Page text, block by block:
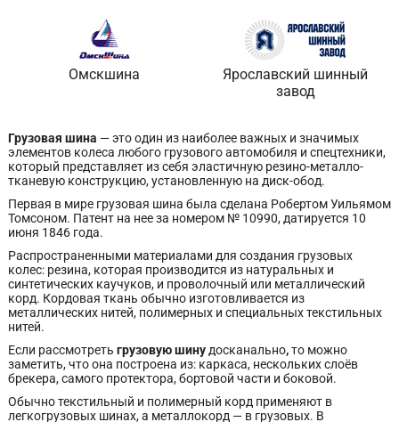
Омскшина
Ярославский шинный
завод
Грузовая шина — это один из наиболее важных и значимых
элементов колеса любого грузового автомобиля и спецтехники,
который представляет из себя эластичную резино-металло-
тканевую конструкцию, установленную на диск-обод.
Первая в мире грузовая шина была сделана Робертом Уильямом
Томсоном. Патент на нее за номером № 10990, датируется 10
июня 1846 года.
Распространенными материалами для создания грузовых
колес: резина, которая производится из натуральных и
синтетических каучуков, и проволочный или металлический
корд. Кордовая ткань обычно изготовливается из
металлических нитей, полимерных и специальных текстильных
нитей.
Если рассмотреть грузовую шину досканально,то можно
заметить, что она построена из: каркаса, нескольких слоёв
брекера, самого протектора, бортовой части и боковой.
Обычно текстильный и полимерный корд применяют в
легкогрузовых шинах, а металлокорд — в грузовых. В